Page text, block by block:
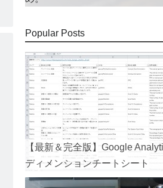
Popular Posts
【最新＆完全版】Google
ディメンションチートシート